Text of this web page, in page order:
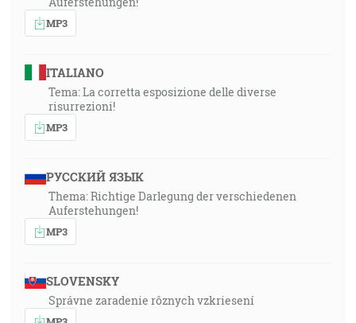
MP3
ITALIANO
Tema: La corretta esposizione delle diverse
risurrezioni!
MP3
РУССКИЙ ЯЗЫК
Thema: Richtige Darlegung der verschiedenen
Auferstehungen!
MP3
SLOVENSKY
Správne zaradenie rôznych vzkriesení